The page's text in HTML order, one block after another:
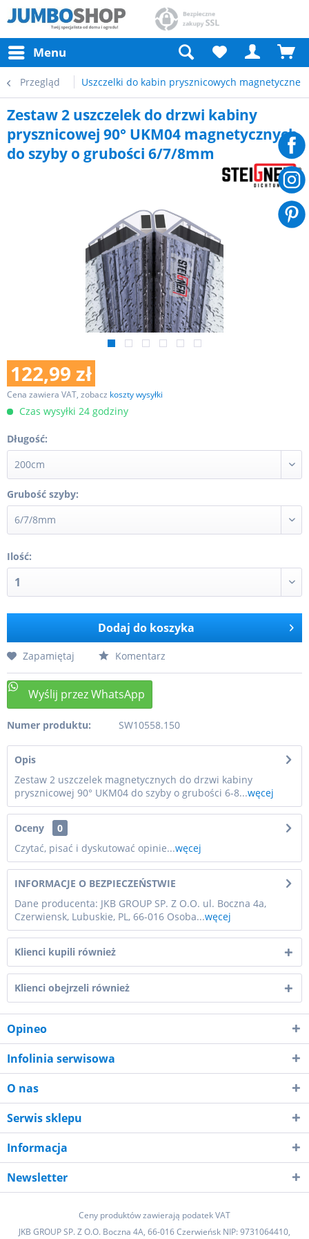
Menu
Przegląd Uszczelki do kabin prysznicowych magnetyczne
Zestaw 2 uszczelek do drzwi kabiny
prysznicowej 90° UKM04 magnetycznych
do szyby o grubości 6/7/8mm
122,99 zł
Cena zawiera VAT, zobacz koszty wysyłki
Czas wysyłki 24 godziny
Długość:
Grubość szyby:
Ilość:
Dodaj do koszyka
Zapamiętaj Komentarz
Numer produktu: SW10558.150
Opis
Zestaw 2 uszczelek magnetycznych do drzwi kabiny
prysznicowej 90° UKM04 do szyby o grubości 6-8...węcej
Oceny
0
Czytać, pisać i dyskutować opinie...węcej
INFORMACJE O BEZPIECZEŃSTWIE
Dane producenta: JKB GROUP SP. Z O.O. ul. Boczna 4a,
Czerwiensk, Lubuskie, PL, 66-016 Osoba...węcej
Klienci kupili również
Klienci obejrzeli również
Opineo
Infolinia serwisowa
O nas
Serwis sklepu
Informacja
Newsletter
Ceny produktów zawierają podatek VAT
JKB GROUP SP. Z O.O. Boczna 4A, 66-016 Czerwieńsk NIP: 9731064410,